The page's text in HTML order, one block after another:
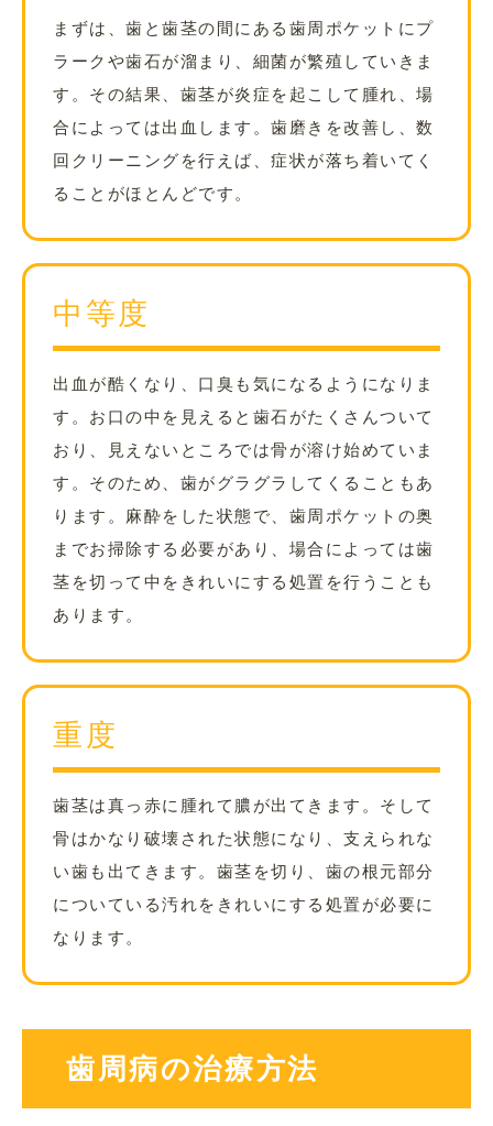
まずは、歯と歯茎の間にある歯周ポケットにプ
ラークや歯石が溜まり、細菌が繁殖していきま
す。その結果、歯茎が炎症を起こして腫れ、場
合によっては出血します。歯磨きを改善し、数
回クリーニングを行えば、症状が落ち着いてく
ることがほとんどです。
中等度
出血が酷くなり、口臭も気になるようになりま
す。お口の中を見えると歯石がたくさんついて
おり、見えないところでは骨が溶け始めていま
す。そのため、歯がグラグラしてくることもあ
ります。麻酔をした状態で、歯周ポケットの奥
までお掃除する必要があり、場合によっては歯
茎を切って中をきれいにする処置を行うことも
あります。
重度
歯茎は真っ赤に腫れて膿が出てきます。そして
骨はかなり破壊された状態になり、支えられな
い歯も出てきます。歯茎を切り、歯の根元部分
についている汚れをきれいにする処置が必要に
なります。
歯周病の治療方法